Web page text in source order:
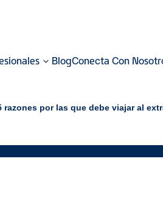
BlogConecta Con
razones por las que debe viajar al